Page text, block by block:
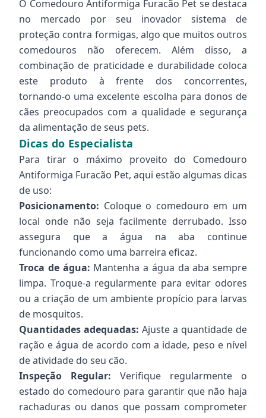
O Comedouro Antiformiga Furacão Pet se destaca
no mercado por seu inovador sistema de
proteção contra formigas, algo que muitos outros
comedouros não oferecem. Além disso, a
combinação de praticidade e durabilidade coloca
este produto à frente dos concorrentes,
tornando-o uma excelente escolha para donos de
cães preocupados com a qualidade e segurança
da alimentação de seus pets.
Dicas do Especialista
Para tirar o máximo proveito do Comedouro
Antiformiga Furacão Pet, aqui estão algumas dicas
de uso:
Posicionamento: Coloque o comedouro em um
local onde não seja facilmente derrubado. Isso
assegura que a água na aba continue
funcionando como uma barreira eficaz.
Troca de água: Mantenha a água da aba sempre
limpa. Troque-a regularmente para evitar odores
ou a criação de um ambiente propício para larvas
de mosquitos.
Quantidades adequadas: Ajuste a quantidade de
ração e água de acordo com a idade, peso e nível
de atividade do seu cão.
Inspeção Regular: Verifique regularmente o
estado do comedouro para garantir que não haja
rachaduras ou danos que possam comprometer